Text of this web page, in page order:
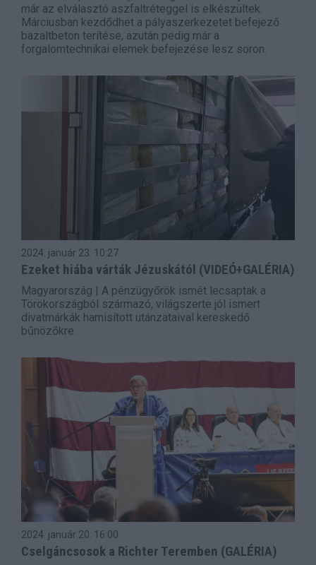
már az elválasztó aszfaltréteggel is elkészültek.
Márciusban kezdődhet a pályaszerkezetet befejező
bazaltbeton terítése, azután pedig már a
forgalomtechnikai elemek befejezése lesz soron.
2024. január 23. 10:27
Ezeket hiába várták Jézuskától (VIDEÓ+GALÉRIA)
Magyarország | A pénzügyőrök ismét lecsaptak a
Törökországból származó, világszerte jól ismert
divatmárkák hamisított utánzataival kereskedő
bűnözőkre.
2024. január 20. 16:00
Cselgáncsosok a Richter Teremben (GALÉRIA)